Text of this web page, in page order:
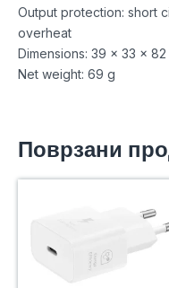
Output protection: short
overheat
Dimensions: 39 x 33 x 82
Net weight: 69 g
Поврзани